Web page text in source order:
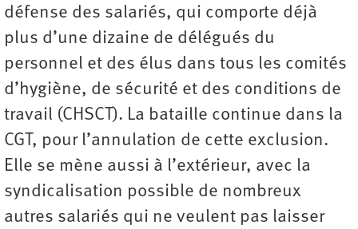
défense des salariés, qui comporte déjà
plus d’une dizaine de délégués du
personnel et des élus dans tous les comités
d’hygiène, de sécurité et des conditions de
travail (CHSCT). La bataille continue dans la
CGT, pour l’annulation de cette exclusion.
Elle se mène aussi à l’extérieur, avec la
syndicalisation possible de nombreux
autres salariés qui ne veulent pas laisser